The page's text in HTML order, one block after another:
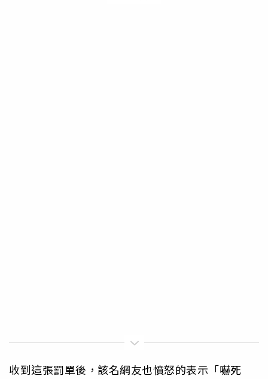
收到這張罰單後，該名網友也憤怒的表示「嚇死